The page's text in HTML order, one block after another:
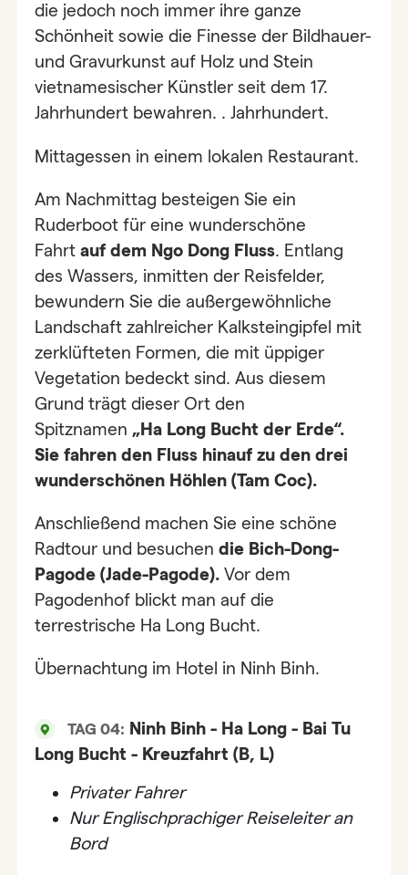
die jedoch noch immer ihre ganze
Schönheit sowie die Finesse der Bildhauer-
und Gravurkunst auf Holz und Stein
vietnamesischer Künstler seit dem 17.
Jahrhundert bewahren. . Jahrhundert.
Mittagessen in einem lokalen Restaurant.
Am Nachmittag besteigen Sie ein
Ruderboot für eine wunderschöne
Fahrtauf dem Ngo Dong Fluss. Entlang
des Wassers, inmitten der Reisfelder,
bewundern Sie die außergewöhnliche
Landschaft zahlreicher Kalksteingipfel mit
zerklüfteten Formen, die mit üppiger
Vegetation bedeckt sind. Aus diesem
Grund trägt dieser Ort den
Spitznamen „Ha Long Bucht der Erde“.
Sie fahren den Fluss hinauf zu den drei
wunderschönen Höhlen (Tam Coc).
Anschließend machen Sie eine schöne
Radtour und besuchendie Bich-Dong-
Pagode (Jade-Pagode). Vor dem
Pagodenhof blickt man auf die
terrestrische Ha Long Bucht.
Übernachtung im Hotel in Ninh Binh.
TAG 04: Ninh Binh - Ha Long - Bai Tu
Long Bucht - Kreuzfahrt (B, L)
Privater Fahrer
Nur Englischprachiger Reiseleiter an
Bord